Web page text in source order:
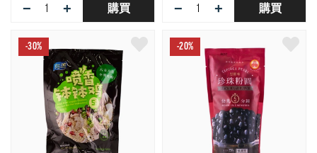
− + 購買 − + 購買
-30% -20%